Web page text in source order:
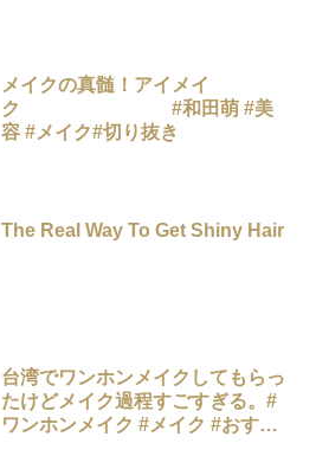
メイクの真髄！アイメイ
ク #和田萌 #美
容 #メイク#切り抜き
The Real Way To Get Shiny Hair
台湾でワンホンメイクしてもらっ
たけどメイク過程すごすぎる。#
ワンホンメイク #メイク #おすす